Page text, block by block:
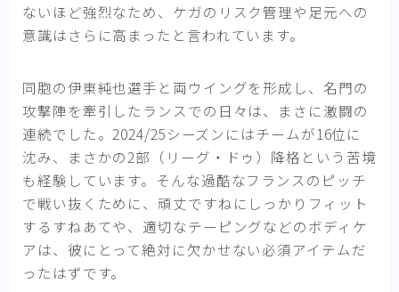
ないほど強烈なため、ケガのリスク管理や足元への
意識はさらに高まったと言われています。
同胞の伊東純也選手と両ウイングを形成し、名門の
攻撃陣を牽引したランスでの日々は、まさに激闘の
連続でした。2024/25シーズンにはチームが16位に
沈み、まさかの2部（リーグ・ドゥ）降格という苦境
も経験しています。そんな過酷なフランスのピッチ
で戦い抜くために、頑丈ですねにしっかりフィット
するすねあてや、適切なテーピングなどのボディケ
アは、彼にとって絶対に欠かせない必須アイテムだ
ったはずです。